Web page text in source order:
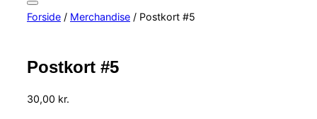
Slå
navigation
Forside / Merchandise / Postkort #5
Postkort #5
30,00 kr.